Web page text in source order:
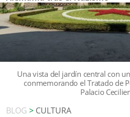
Una vista del jardín central con
conmemorando el Tratado de
Palacio
BLOG > CULTURA